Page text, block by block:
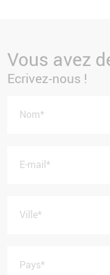
Vous avez
Ecrivez-nous !
Nom*
E-mail*
Ville*
Pays*